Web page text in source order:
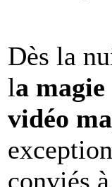
Dès la
la
vidéo
conviés à